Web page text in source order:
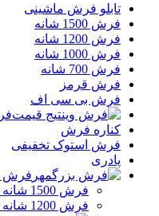
تابلو فرش ماشینی
فرش 1500 شانه
فرش 1200 شانه
فرش 1000 شانه
فرش 700 شانه
فرش قرمز
فرش بی سی اف
کناره فرش
فرش استوک تخفیفی
پادری
فرش
فرش 1500 شانه بزرگمهر
فرش 1200 شانه بزرگمهر